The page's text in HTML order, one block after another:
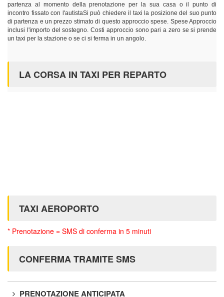
partenza al momento della prenotazione per la sua casa o il punto di
incontro fissato con l'autistaSi può chiedere il taxi la posizione del suo punto
di partenza e un prezzo stimato di questo approccio spese. Spese Approccio
inclusi l'importo del sostegno. Costi approccio sono pari a zero se si prende
un taxi per la stazione o se ci si ferma in un angolo.
LA CORSA IN TAXI PER REPARTO
TAXI AEROPORTO
* Prenotazione = SMS di conferma in 5 minuti
CONFERMA TRAMITE SMS
PRENOTAZIONE ANTICIPATA